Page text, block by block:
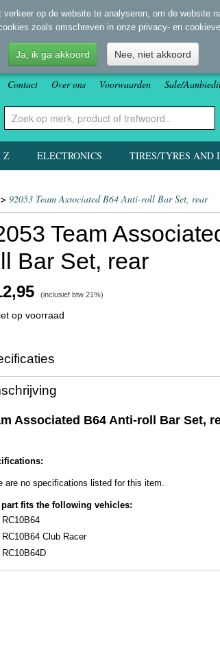
Contact Over ons Voorwaarden Sale/
Z ELECTRONICS TIRES/TYRES AND
92053 Team Associated B64 Anti-roll Bar Set, rear
Team
Bar Set, rear
(inclusief btw 21%)
op voorraad
gewicht
0,20 Kg
Associated B64 Anti-roll Bar Set,
are no specifications listed for this item.
fits the following vehicles:
RC10B64
RC10B64 Club Racer
RC10B64D
op de website te analyseren, om de website
zoals omschreven in onze privacy- en
Ja, ik ga akkoord Nee, niet akkoord